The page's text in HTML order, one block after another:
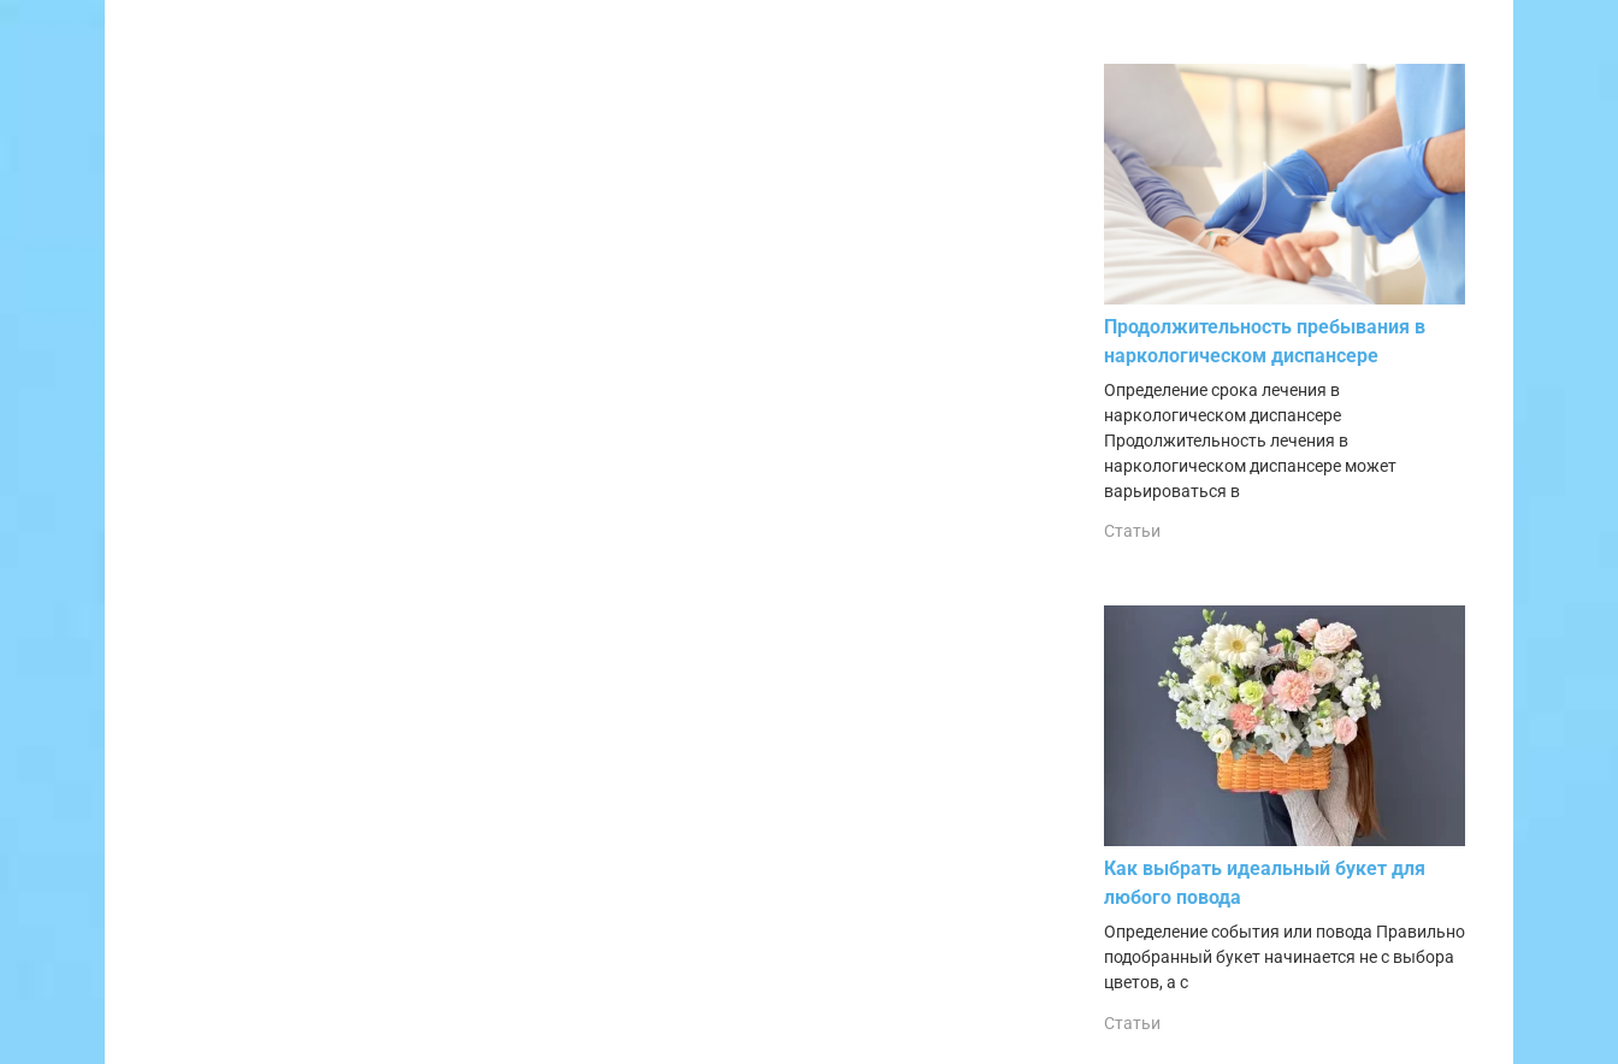
Продолжительность пребывания в
наркологическом диспансере
Определение срока лечения в
наркологическом диспансере
Продолжительность лечения в
наркологическом диспансере может
варьироваться в
Статьи
Как выбрать идеальный букет для
любого повода
Определение события или повода Правильно
подобранный букет начинается не с выбора
цветов, а с
Статьи